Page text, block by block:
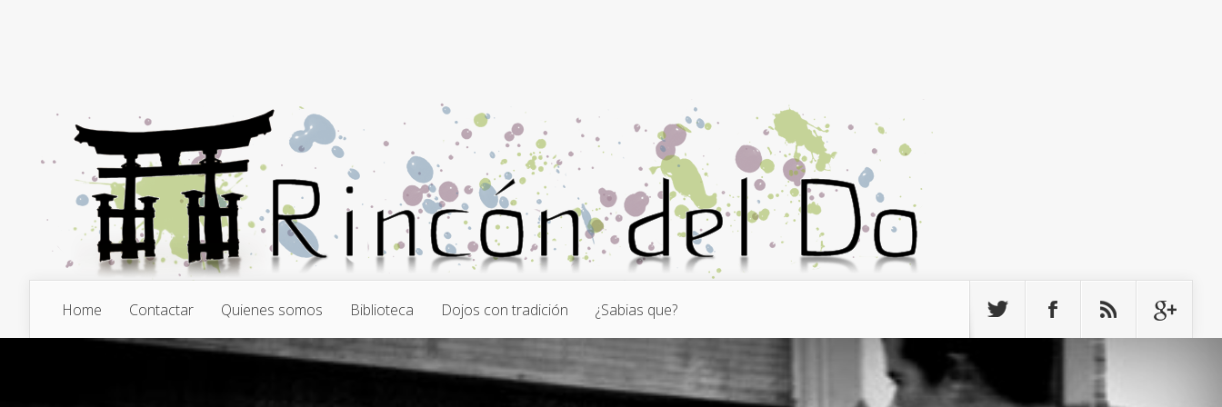
Home Contactar Quienes somos Biblioteca Dojos con tradición ¿Sabias que?